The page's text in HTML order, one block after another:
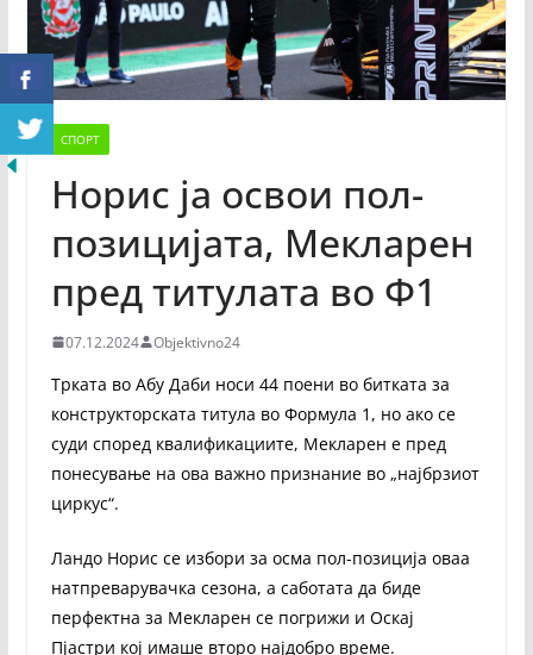
СПОРТ
Норис ја освои пол-
позицијата, Мекларен
пред титулата во Ф1
07.12.2024 Objektivno24
Трката во Абу Даби носи 44 поени во битката за
конструкторската титула во Формула 1, но ако се
суди според квалификациите, Мекларен е пред
понесување на ова важно признание во „најбрзиот
циркус“.
Ландо Норис се избори за осма пол-позиција оваа
натпреварувачка сезона, а саботата да биде
перфектна за Мекларен се погрижи и Оскај
Пјастри кој имаше второ најдобро време.